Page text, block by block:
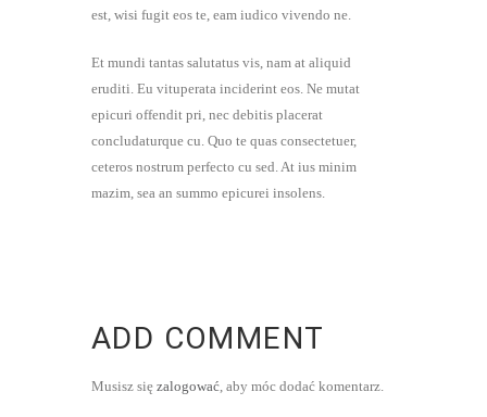
est, wisi fugit eos te, eam iudico vivendo ne.
Et mundi tantas salutatus vis, nam at aliquid
eruditi. Eu vituperata inciderint eos. Ne mutat
epicuri offendit pri, nec debitis placerat
concludaturque cu. Quo te quas consectetuer,
ceteros nostrum perfecto cu sed. At ius minim
mazim, sea an summo epicurei insolens.
ADD COMMENT
Musisz się zalogować , aby móc dodać komentarz.